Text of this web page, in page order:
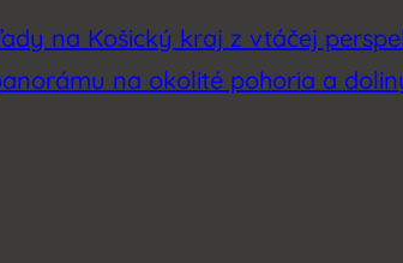
na Košický kraj z vtáčej
na okolité pohoria a